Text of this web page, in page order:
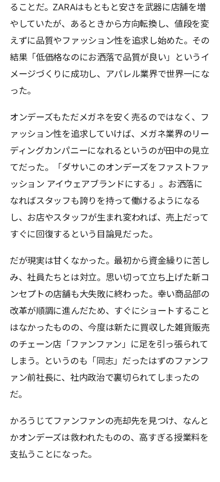
ることだ。ZARAはもともと安さを武器に店舗を増
やしていたが、あるときから方向転換し、値段を変
えずに品質やファッション性を追求し始めた。その
結果「低価格なのにお洒落で品質が良い」というイ
メージづくりに成功し、アパレル業界で世界一にな
った。
オンデーズもただメガネを安く売るのではなく、フ
ァッション性を追求していけば、メガネ業界のリー
ディングカンパニーになれるというのが田中の見立
てだった。「ダサいこのオンデーズをファストファ
ッション アイウェアブランドにする」。お洒落に
なればスタッフも誇りを持って働けるようになる
し、お店やスタッフが生まれ変われば、売上だって
すぐに回復するという目論見だった。
だが現実は甘くなかった。最初から資金繰りに苦し
み、社員たちとは対立。思い切って立ち上げた新コ
ンセプトの店舗も大失敗に終わった。幸い商品部の
改革が順調に進んだため、すぐにショートすること
はなかったものの、今度は新たに買収した雑貨販売
のチェーン店「ファンファン」に足を引っ張られて
しまう。というのも「同志」だったはずのファンフ
ァン前社長に、社内政治で裏切られてしまったの
だ。
かろうじてファンファンの売却先を見つけ、なんと
かオンデーズは救われたものの、高すぎる授業料を
支払うことになった。